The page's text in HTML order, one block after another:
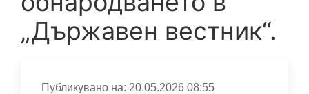
„Държавен вестник“.
Публикувано на: 20.05.2026 08:55